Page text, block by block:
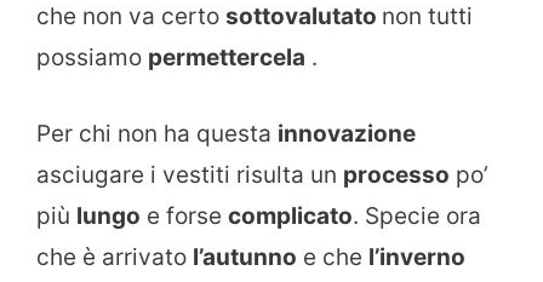
che non va certo sottovalutato non tutti
possiamo permettercela .
Per chi non ha questa innovazione
asciugare i vestiti risulta un processo po’
più lungo e forse complicato. Specie ora
che è arrivato l’autunno e che l’inverno